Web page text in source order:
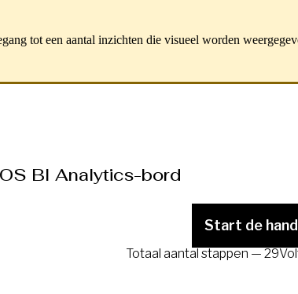
tot een aantal inzichten die visueel worden